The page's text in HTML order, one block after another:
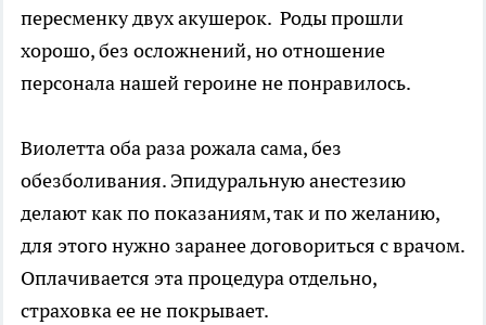
пересменку двух акушерок. Роды прошли
хорошо, без осложнений, но отношение
персонала нашей героине не понравилось.
Виолетта оба раза рожала сама, без
обезболивания. Эпидуральную анестезию
делают как по показаниям, так и по желанию,
для этого нужно заранее договориться с врачом.
Оплачивается эта процедура отдельно,
страховка ее не покрывает.